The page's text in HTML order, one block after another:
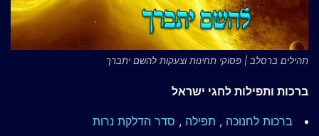
תהילים ברסלב | פסוקי תחינות וצעקות להשם יתברך
ברכות ותפילות לחגי ישראל
ברכות לחנוכה , תפילה , סדר הדלקת נרות